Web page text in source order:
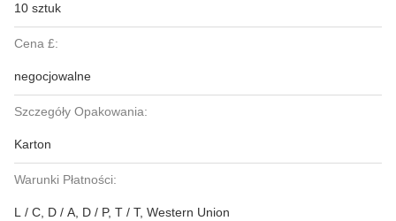
10 sztuk
Cena £:
negocjowalne
Szczegóły Opakowania:
Karton
Warunki Płatności:
L / C, D / A, D / P, T / T, Western Union